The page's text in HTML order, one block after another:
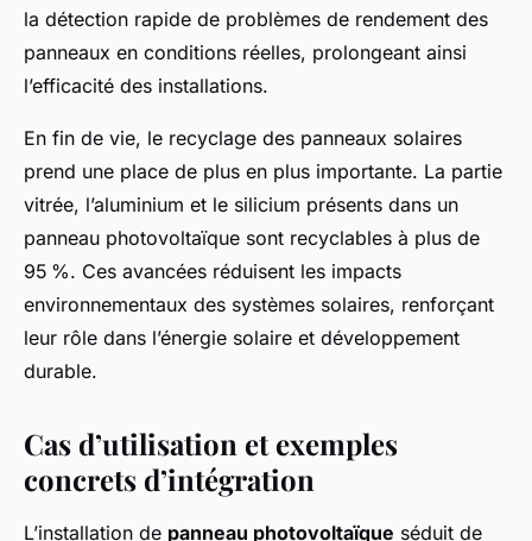
la détection rapide de problèmes de rendement des
panneaux en conditions réelles, prolongeant ainsi
l’efficacité des installations.
En fin de vie, le recyclage des panneaux solaires
prend une place de plus en plus importante. La partie
vitrée, l’aluminium et le silicium présents dans un
panneau photovoltaïque sont recyclables à plus de
95 %. Ces avancées réduisent les impacts
environnementaux des systèmes solaires, renforçant
leur rôle dans l’énergie solaire et développement
durable.
Cas d’utilisation et exemples
concrets d’intégration
L’installation de panneau photovoltaïque séduit de